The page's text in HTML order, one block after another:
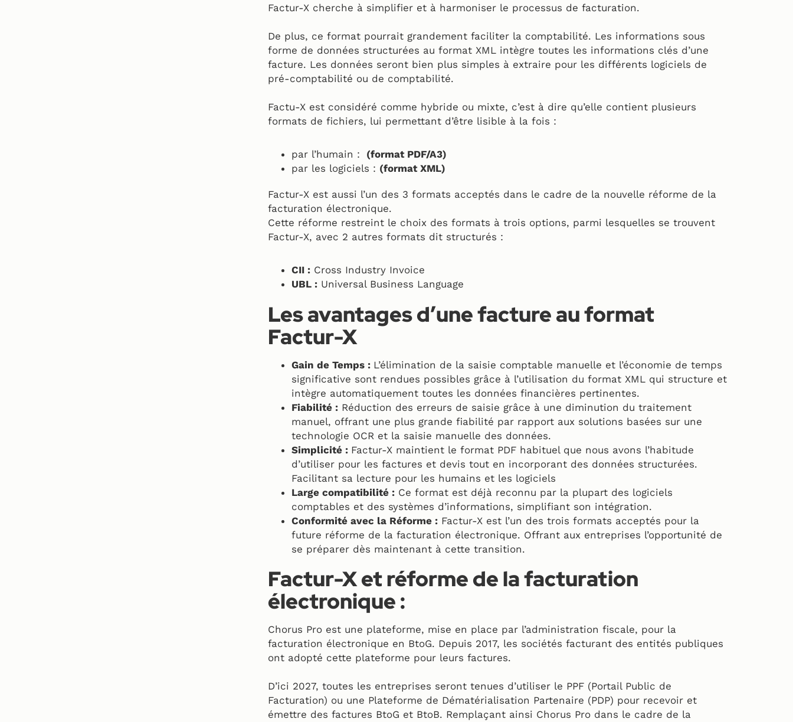
Factur-X cherche à simplifier et à harmoniser le processus de facturation.
De plus, ce format pourrait grandement faciliter la comptabilité. Les informations sous
forme de données structurées au format XML intègre toutes les informations clés d’une
facture. Les données seront bien plus simples à extraire pour les différents logiciels de
pré-comptabilité ou de comptabilité.
Factu-X est considéré comme hybride ou mixte, c’est à dire qu’elle contient plusieurs
formats de fichiers, lui permettant d’être lisible à la fois :
par l’humain :
(format PDF/A3)
par les logiciels : (format XML)
Factur-X est aussi l’un des 3 formats acceptés dans le cadre de la nouvelle réforme de la
facturation électronique.
Cette réforme restreint le choix des formats à trois options, parmi lesquelles se trouvent
Factur-X, avec 2 autres formats dit structurés :
CII : Cross Industry Invoice
UBL : Universal Business Language
Les avantages d’une facture au format
Factur-X
Gain de Temps : L’élimination de la saisie comptable manuelle et l’économie de temps
significative sont rendues possibles grâce à l’utilisation du format XML qui structure et
intègre automatiquement toutes les données financières pertinentes.
Fiabilité : Réduction des erreurs de saisie grâce à une diminution du traitement
manuel, offrant une plus grande fiabilité par rapport aux solutions basées sur une
technologie OCR et la saisie manuelle des données.
Simplicité : Factur-X maintient le format PDF habituel que nous avons l’habitude
d’utiliser pour les factures et devis tout en incorporant des données structurées.
Facilitant sa lecture pour les humains et les logiciels
Large compatibilité : Ce format est déjà reconnu par la plupart des logiciels
comptables et des systèmes d’informations, simplifiant son intégration.
Conformité avec la Réforme : Factur-X est l’un des trois formats acceptés pour la
future réforme de la facturation électronique. Offrant aux entreprises l’opportunité de
se préparer dès maintenant à cette transition.
Factur-X et réforme de la facturation
électronique :
Chorus Pro est une plateforme, mise en place par l’administration fiscale, pour la
facturation électronique en BtoG. Depuis 2017, les sociétés facturant des entités publiques
ont adopté cette plateforme pour leurs factures.
D’ici 2027, toutes les entreprises seront tenues d’utiliser le PPF (Portail Public de
Facturation) ou une Plateforme de Dématérialisation Partenaire (PDP) pour recevoir et
émettre des factures BtoG et BtoB. Remplaçant ainsi Chorus Pro dans le cadre de la